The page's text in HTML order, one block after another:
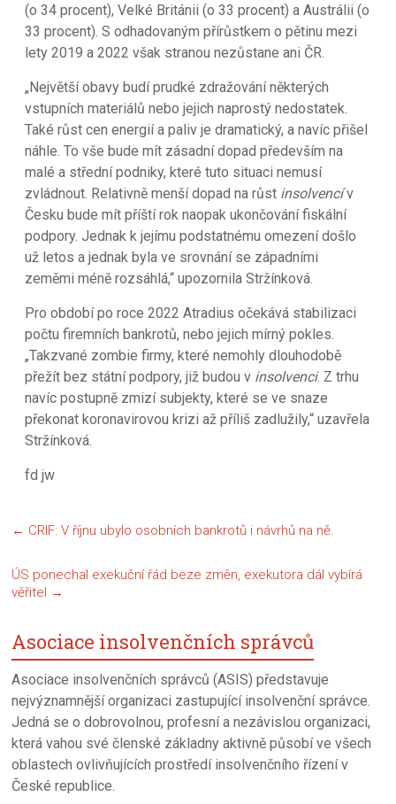
(o 34 procent), Velké Británii (o 33 procent) a Austrálii (o
33 procent). S odhadovaným přírůstkem o pětinu mezi
lety 2019 a 2022 však stranou nezůstane ani ČR.
„Největší obavy budí prudké zdražování některých
vstupních materiálů nebo jejich naprostý nedostatek.
Také růst cen energií a paliv je dramatický, a navíc přišel
náhle. To vše bude mít zásadní dopad především na
malé a střední podniky, které tuto situaci nemusí
zvládnout. Relativně menší dopad na růst insolvencív
Česku bude mít příští rok naopak ukončování fiskální
podpory. Jednak k jejímu podstatnému omezení došlo
už letos a jednak byla ve srovnání se západními
zeměmi méně rozsáhlá,“ upozornila Stržínková.
Pro období po roce 2022 Atradius očekává stabilizaci
počtu firemních bankrotů, nebo jejich mírný pokles.
„Takzvané zombie firmy, které nemohly dlouhodobě
přežít bez státní podpory, již budou v insolvenci. Z trhu
navíc postupně zmizí subjekty, které se ve snaze
překonat koronavirovou krizi až příliš zadlužily,“ uzavřela
Stržínková.
fd jw
← CRIF: V říjnu ubylo osobních bankrotů i návrhů na ně.
ÚS ponechal exekuční řád beze změn, exekutora dál vybírá
věřitel →
Asociace insolvenčních správců
Asociace insolvenčních správců (ASIS) představuje
nejvýznamnější organizaci zastupující insolvenční správce.
Jedná se o dobrovolnou, profesní a nezávislou organizaci,
která vahou své členské základny aktivně působí ve všech
oblastech ovlivňujících prostředí insolvenčního řízení v
České republice.